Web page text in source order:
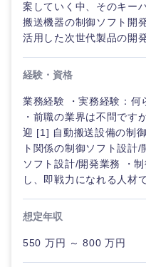
案していく中、そのキー
搬送機器の制御ソフト開
活用した次世代製品の開
経験・資格
業務経験 ・実務経験：何
・前職の業界は不問です
迎 [1] 自動搬送設備の制
ト関係の制御ソフト設計
ソフト設計/開発業務 ・
し、即戦力になれる人材
想定年収
550 万円 ～ 800 万円